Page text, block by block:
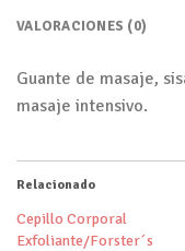
VALORACIONES (0)
Guante de masaje,
masaje intensivo.
Relacionado
Cepillo Corporal
Exfoliante/Forster´s